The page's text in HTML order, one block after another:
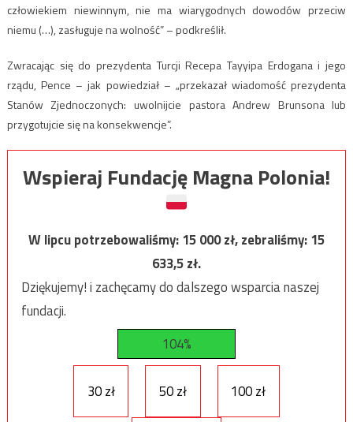
człowiekiem niewinnym, nie ma wiarygodnych dowodów przeciw
niemu (…), zasługuje na wolność” – podkreślił.
Zwracając się do prezydenta Turcji Recepa Tayyipa Erdogana i jego
rządu, Pence – jak powiedział – „przekazał wiadomość prezydenta
Stanów Zjednoczonych: uwolnijcie pastora Andrew Brunsona lub
przygotujcie się na konsekwencje”.
Wspieraj Fundację Magna Polonia!
W lipcu potrzebowaliśmy:15 000zł, zebraliśmy:15
633,5zł.
Dziękujemy! i zachęcamy do dalszego wsparcia naszej
fundacji.
104%
30 zł 50 zł 100 zł